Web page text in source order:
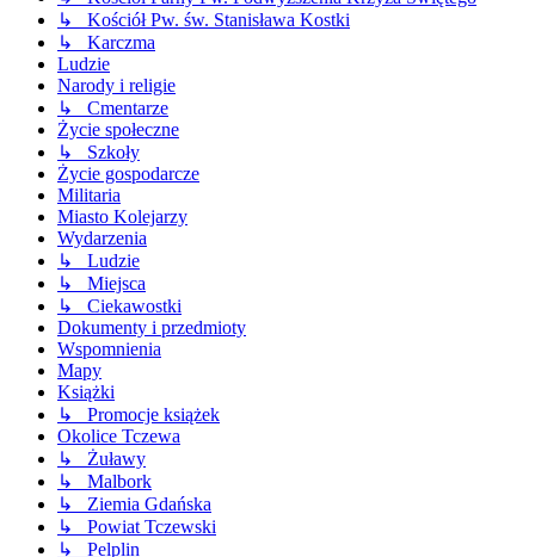
↳ Kościół Pw. św. Stanisława Kostki
↳ Karczma
Ludzie
Narody i religie
↳ Cmentarze
Życie społeczne
↳ Szkoły
Życie gospodarcze
Militaria
Miasto Kolejarzy
Wydarzenia
↳ Ludzie
↳ Miejsca
↳ Ciekawostki
Dokumenty i przedmioty
Wspomnienia
Mapy
Książki
↳ Promocje książek
Okolice Tczewa
↳ Żuławy
↳ Malbork
↳ Ziemia Gdańska
↳ Powiat Tczewski
↳ Pelplin